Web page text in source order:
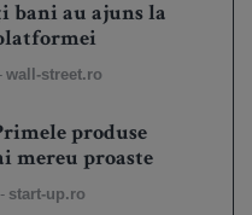
bani au ajuns la
wall-street.ro
produse
mereu proaste
start-up.ro